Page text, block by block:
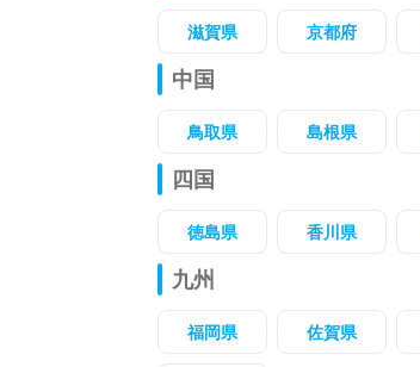
滋賀県 京都府
中国
鳥取県 島根県
四国
徳島県 香川県
九州
福岡県 佐賀県